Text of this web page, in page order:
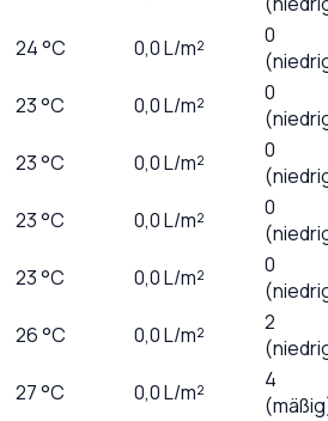
24°C 0,0L/m²
0
23°C 0,0L/m²
0
23°C 0,0L/m²
0
23°C 0,0L/m²
0
23°C 0,0L/m²
0
26°C 0,0L/m²
2
27°C 0,0L/m²
4